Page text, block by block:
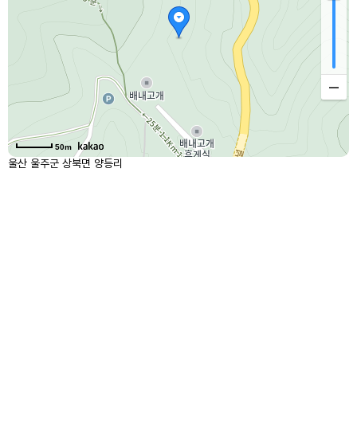
50m
울산 울주군 상북면 양등리